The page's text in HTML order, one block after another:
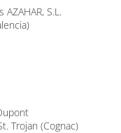
S.L.
Trojan (Cognac)